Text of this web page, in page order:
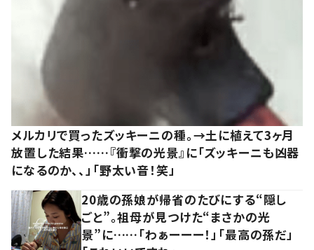
メルカリで買ったズッキーニの種。→土に植えて3ヶ月
放置した結果……『衝撃の光景』に「ズッキーニも凶器
になるのか、、」「野太い音！笑」
20歳の孫娘が帰省のたびにする“隠し
ごと”。祖母が見つけた“まさかの光
景”に……「わぁーーー！」「最高の孫だ」